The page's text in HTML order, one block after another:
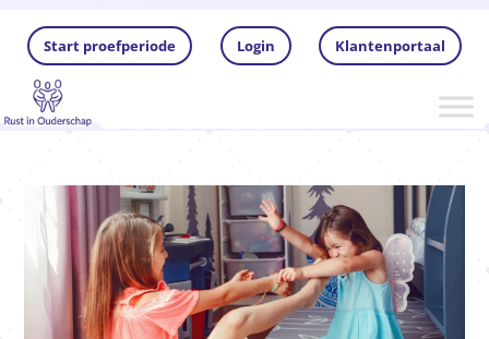
Klantenportaal
Login
Start proefperiode